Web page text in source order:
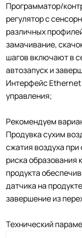
Программатор/
регулятор с
различных
замачивание,
шагов включают в
автозапуск и
Интерфейс Ethernet
управления;
Рекомендуем
Продувка сухим
сжатия воздуха
риска образования
продукта
датчика на
завершение из
Технический